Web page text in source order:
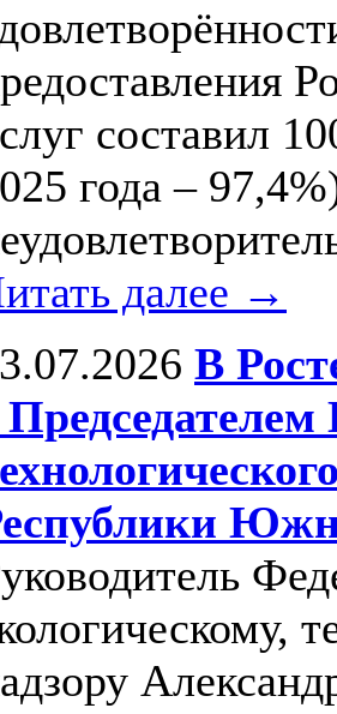
составил
года –
далее →
В
Председателем